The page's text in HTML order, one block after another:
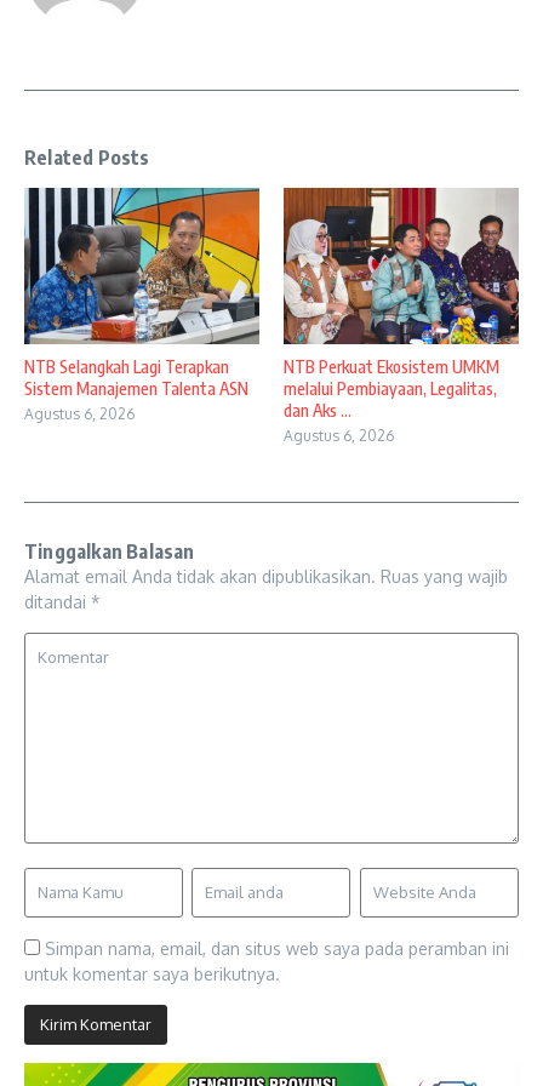
Related Posts
NTB Selangkah Lagi Terapkan
Sistem Manajemen Talenta ASN
Agustus 6, 2026
NTB Perkuat Ekosistem UMKM
melalui Pembiayaan, Legalitas,
dan Aks ...
Agustus 6, 2026
Tinggalkan Balasan
Alamat email Anda tidak akan dipublikasikan. Ruas yang wajib
ditandai *
Simpan nama, email, dan situs web saya pada peramban ini
untuk komentar saya berikutnya.